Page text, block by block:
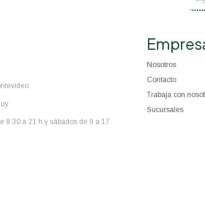
8:30 a 21 h y sábados de 9 a 17
Nosotros
Contacto
Trabaja con
Sucursales